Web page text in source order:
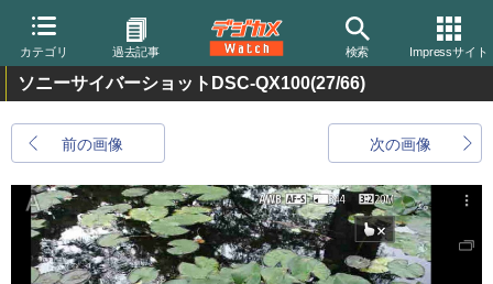
カテゴリ 過去記事 検索 Impressサイト
ソニーサイバーショットDSC-QX100(27/66)
前の画像 次の画像